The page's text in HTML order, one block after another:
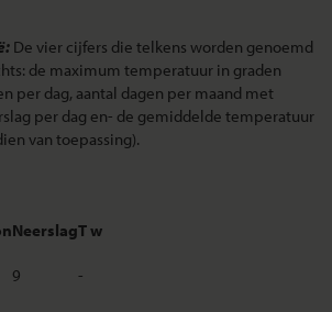
De vier cijfers die telkens worden genoemd
de maximum temperatuur in graden
per dag, aantal dagen per maand met
per dag en- de gemiddelde temperatuur
van toepassing).
NeerslagT w
9 -